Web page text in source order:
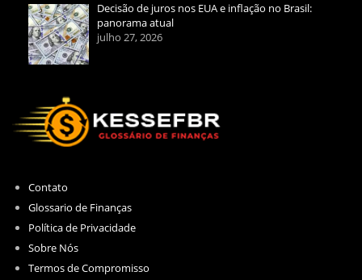
Decisão de juros nos EUA e inflação no Brasil:
panorama atual
julho 27, 2026
Contato
Glossario de Finanças
Política de Privacidade
Sobre Nós
Termos de Compromisso